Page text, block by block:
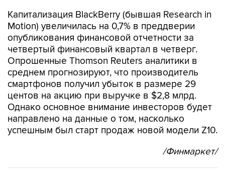
Капитализация BlackBerry (бывшая Research in
Motion) увеличилась на 0,7% в преддверии
опубликования финансовой отчетности за
четвертый финансовый квартал в четверг.
Опрошенные Thomson Reuters аналитики в
среднем прогнозируют, что производитель
смартфонов получил убыток в размере 29
центов на акцию при выручке в $2,8 млрд.
Однако основное внимание инвесторов будет
направлено на данные о том, насколько
успешным был старт продаж новой модели Z10.
/Финмаркет/